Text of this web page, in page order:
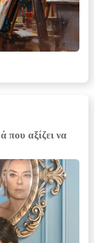
που αξίζει να